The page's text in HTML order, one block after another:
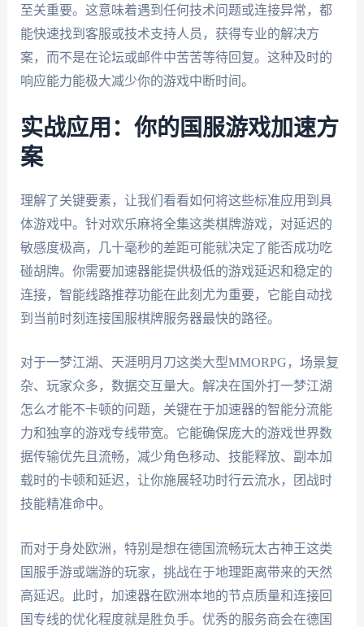
至关重要。这意味着遇到任何技术问题或连接异常，都
能快速找到客服或技术支持人员，获得专业的解决方
案，而不是在论坛或邮件中苦苦等待回复。这种及时的
响应能力能极大减少你的游戏中断时间。
实战应用：你的国服游戏加速方
案
理解了关键要素，让我们看看如何将这些标准应用到具
体游戏中。针对欢乐麻将全集这类棋牌游戏，对延迟的
敏感度极高，几十毫秒的差距可能就决定了能否成功吃
碰胡牌。你需要加速器能提供极低的游戏延迟和稳定的
连接，智能线路推荐功能在此刻尤为重要，它能自动找
到当前时刻连接国服棋牌服务器最快的路径。
对于一梦江湖、天涯明月刀这类大型MMORPG，场景复
杂、玩家众多，数据交互量大。解决在国外打一梦江湖
怎么才能不卡顿的问题，关键在于加速器的智能分流能
力和独享的游戏专线带宽。它能确保庞大的游戏世界数
据传输优先且流畅，减少角色移动、技能释放、副本加
载时的卡顿和延迟，让你施展轻功时行云流水，团战时
技能精准命中。
而对于身处欧洲，特别是想在德国流畅玩太古神王这类
国服手游或端游的玩家，挑战在于地理距离带来的天然
高延迟。此时，加速器在欧洲本地的节点质量和连接回
国专线的优化程度就是胜负手。优秀的服务商会在德国